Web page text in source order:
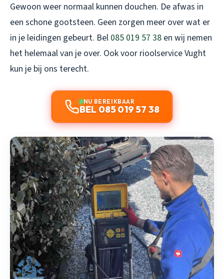
Gewoon weer normaal kunnen douchen. De afwas in
een schone gootsteen. Geen zorgen meer over wat er
in je leidingen gebeurt. Bel 085 019 57 38 en wij nemen
het helemaal van je over. Ook voor rioolservice Vught
kun je bij ons terecht.
NU BEREIKBAAR
BEL 085 019 57 38